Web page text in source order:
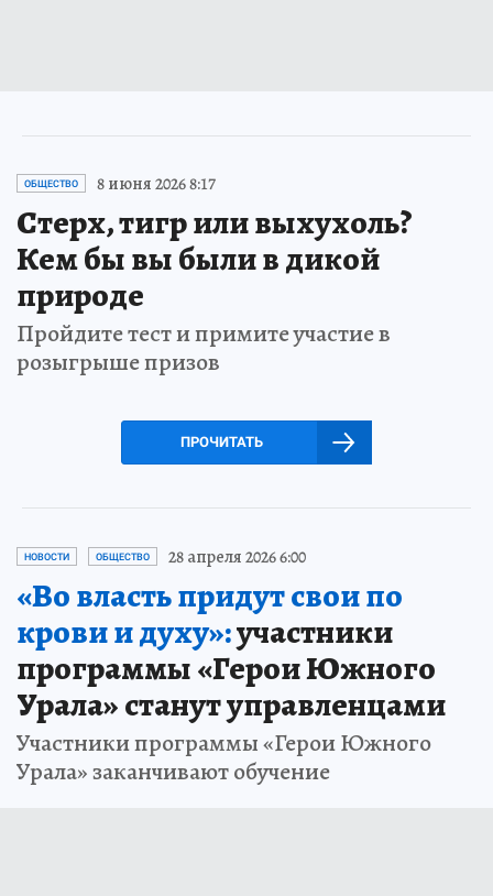
ОБЩЕСТВО 8 июня 2026 8:17
Стерх, тигр или выхухоль?
Кем бы вы были в дикой
природе
Пройдите тест и примите участие в
розыгрыше призов
ПРОЧИТАТЬ
НОВОСТИ ОБЩЕСТВО 28 апреля 2026 6:00
«Во власть придут свои по
крови и духу»:участники
программы «Герои Южного
Урала» станут управленцами
Участники программы «Герои Южного
Урала» заканчивают обучение